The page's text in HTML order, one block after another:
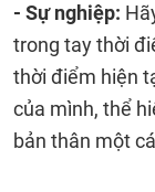
- Sự nghiệp:
trong tay thời
thời điểm hiện
của mình, thể
bản thân một